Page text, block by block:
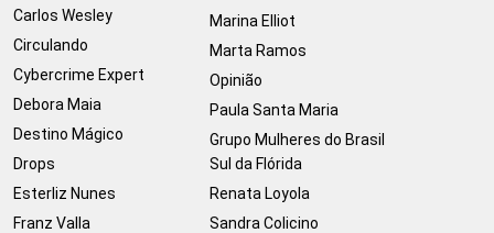
Carlos Wesley
Circulando
Cybercrime Expert
Debora Maia
Destino Mágico
Drops
Esterliz Nunes
Franz Valla
Marina Elliot
Marta Ramos
Opinião
Paula Santa Maria
Grupo Mulheres do Brasil
Sul da Flórida
Renata Loyola
Sandra Colicino